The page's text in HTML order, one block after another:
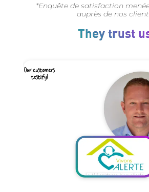
*Enquête de satisfaction
auprès de nos
They trust